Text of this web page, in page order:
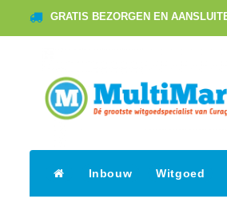
GRATIS BEZORGEN EN
Inbouw Witgoed